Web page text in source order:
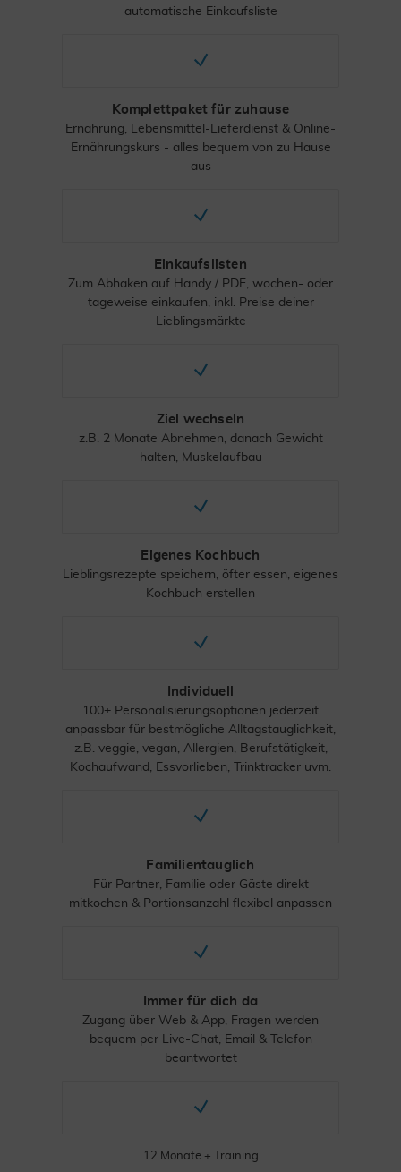
automatische Einkaufsliste
Komplettpaket für zuhause
Ernährung, Lebensmittel-Lieferdienst & Online-
Ernährungskurs - alles bequem von zu Hause
aus
Einkaufslisten
Zum Abhaken auf Handy / PDF, wochen- oder
tageweise einkaufen, inkl. Preise deiner
Lieblingsmärkte
Ziel wechseln
z.B. 2 Monate Abnehmen, danach Gewicht
halten, Muskelaufbau
Eigenes Kochbuch
Lieblingsrezepte speichern, öfter essen, eigenes
Kochbuch erstellen
Individuell
100+ Personalisierungsoptionen jederzeit
anpassbar für bestmögliche Alltagstauglichkeit,
z.B. veggie, vegan, Allergien, Berufstätigkeit,
Kochaufwand, Essvorlieben, Trinktracker uvm.
Familientauglich
Für Partner, Familie oder Gäste direkt
mitkochen & Portionsanzahl flexibel anpassen
Immer für dich da
Zugang über Web & App, Fragen werden
bequem per Live-Chat, Email & Telefon
beantwortet
12 Monate + Training